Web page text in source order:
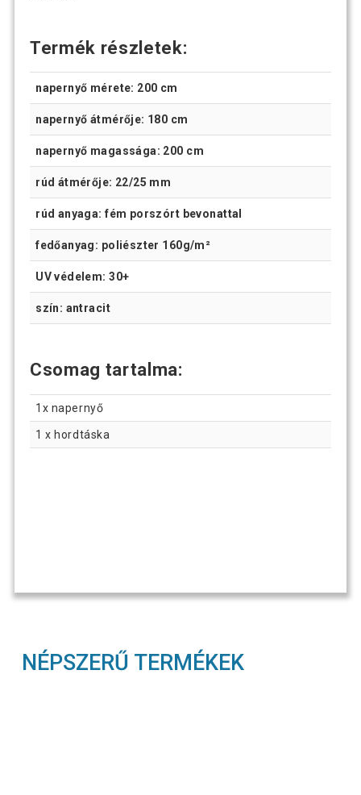
Termék részletek:
napernyő mérete: 200 cm
napernyő átmérője: 180 cm
napernyő magassága: 200 cm
rúd átmérője: 22/25 mm
rúd anyaga: fém porszórt bevonattal
fedőanyag: poliészter 160g/m²
UV védelem: 30+
szín: antracit
Csomag tartalma:
1x napernyő
1 x hordtáska
NÉPSZERŰ TERMÉKEK